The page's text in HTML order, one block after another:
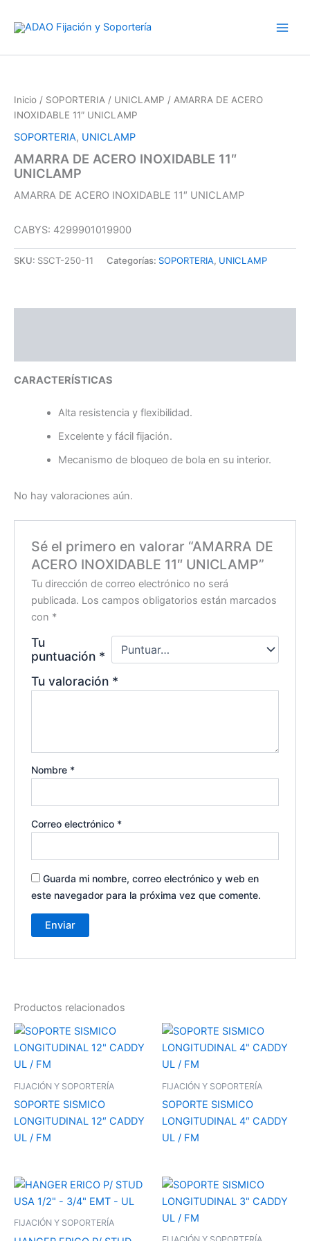
Inicio / SOPORTERIA / UNICLAMP / AMARRA DE ACERO
INOXIDABLE 11″ UNICLAMP
SOPORTERIA, UNICLAMP
AMARRA DE ACERO INOXIDABLE 11″
UNICLAMP
AMARRA DE ACERO INOXIDABLE 11″ UNICLAMP
CABYS: 4299901019900
SKU: SSCT-250-11 Categorías: SOPORTERIA, UNICLAMP
CARACTERÍSTICAS
Alta resistencia y flexibilidad.
Excelente y fácil fijación.
Mecanismo de bloqueo de bola en su interior.
No hay valoraciones aún.
Sé el primero en valorar “AMARRA DE
ACERO INOXIDABLE 11″ UNICLAMP”
Tu dirección de correo electrónico no será
publicada. Los campos obligatorios están marcados
con *
Tu
puntuación *
Tu valoración *
Nombre *
Correo electrónico *
Guarda mi nombre, correo electrónico y web en
este navegador para la próxima vez que comente.
Productos relacionados
FIJACIÓN Y SOPORTERÍA
SOPORTE SISMICO
LONGITUDINAL 12″ CADDY
UL / FM
FIJACIÓN Y SOPORTERÍA
SOPORTE SISMICO
LONGITUDINAL 4″ CADDY
UL / FM
FIJACIÓN Y SOPORTERÍA